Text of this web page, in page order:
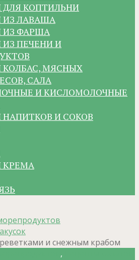
ДЛЯ КОПТИЛЬНИ
ИЗ ЛАВАША
ИЗ ФАРША
ПЕЧЕНИ И
КОЛБАС, МЯСНЫХ
САЛА
И КИСЛОМОЛОЧНЫЕ
И СОКОВ
КРЕМА
и снежным крабом
,